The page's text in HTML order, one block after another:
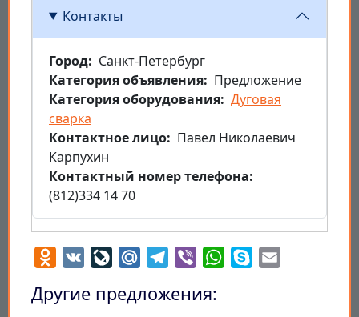
Контакты
Город
Санкт-Петербург
Категория объявления
Предложение
Категория оборудования Дуговая
сварка
Контактное лицо
Павел Николаевич
Карпухин
Контактный номер телефона
(812)334 14 70
Odnoklassniki
VK LiveJournal
Mail.RuTelegram
Viber WhatsApp
Skype
Другие предложения: